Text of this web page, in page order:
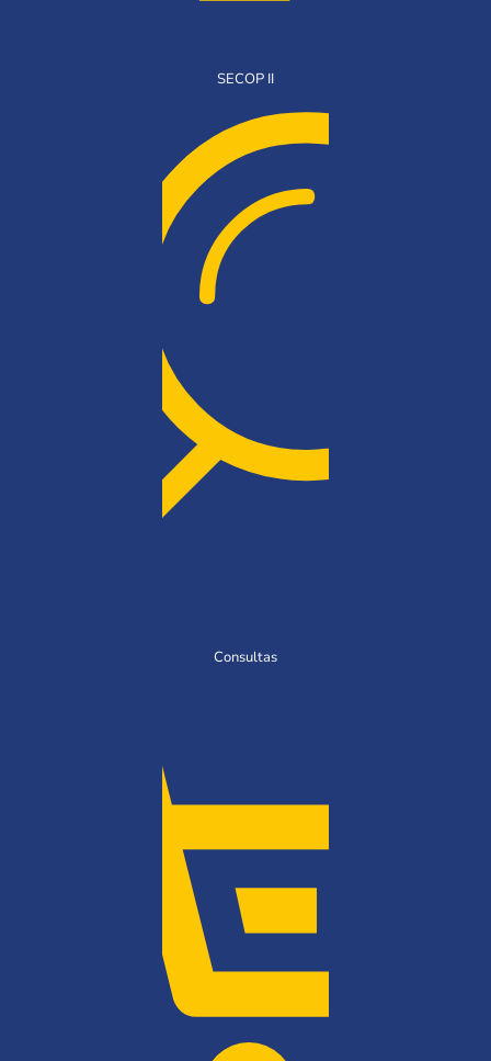
SECOP II
Consultas